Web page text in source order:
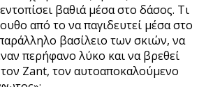
βαθιά μέσα στο δάσος. Τι
από το να παγιδευτεί μέσα στο
βασίλειο των σκιών, να
περήφανο λύκο και να βρεθεί
Zant, τον αυτοαποκαλούμενο